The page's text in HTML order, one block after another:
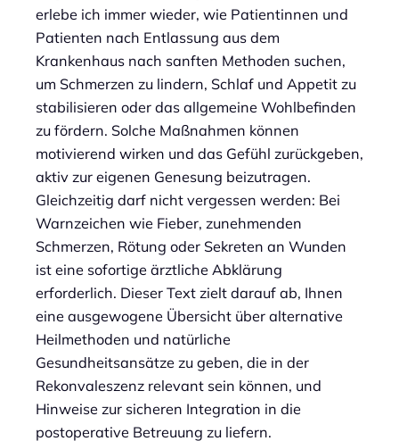
erlebe ich immer wieder, wie Patientinnen und
Patienten nach Entlassung aus dem
Krankenhaus nach sanften Methoden suchen,
um Schmerzen zu lindern, Schlaf und Appetit zu
stabilisieren oder das allgemeine Wohlbefinden
zu fördern. Solche Maßnahmen können
motivierend wirken und das Gefühl zurückgeben,
aktiv zur eigenen Genesung beizutragen.
Gleichzeitig darf nicht vergessen werden: Bei
Warnzeichen wie Fieber, zunehmenden
Schmerzen, Rötung oder Sekreten an Wunden
ist eine sofortige ärztliche Abklärung
erforderlich. Dieser Text zielt darauf ab, Ihnen
eine ausgewogene Übersicht über alternative
Heilmethoden und natürliche
Gesundheitsansätze zu geben, die in der
Rekonvaleszenz relevant sein können, und
Hinweise zur sicheren Integration in die
postoperative Betreuung zu liefern.